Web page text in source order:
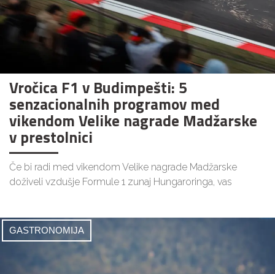
Vročica F1 v Budimpešti: 5
senzacionalnih programov med
vikendom Velike nagrade Madžarske
v prestolnici
Če bi radi med vikendom Velike nagrade Madžarske
doživeli vzdušje Formule 1 zunaj Hungaroringa, vas
GASTRONOMIJA